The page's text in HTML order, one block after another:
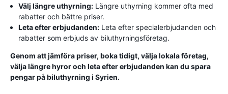
Välj längre uthyrning: Längre uthyrning kommer ofta med
rabatter och bättre priser.
Leta efter erbjudanden: Leta efter specialerbjudanden och
rabatter som erbjuds av biluthyrningsföretag.
Genom att jämföra priser, boka tidigt, välja lokala företag,
välja längre hyror och leta efter erbjudanden kan du spara
pengar på biluthyrning i Syrien.